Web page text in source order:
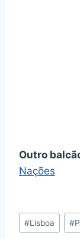
Outro
Nações
Tags
de
#Lisboa #